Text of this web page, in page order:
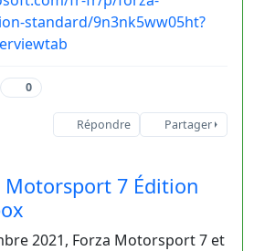
standard/9n3nk5ww05ht?
0
Répondre Partager
Motorsport 7 Édition
2021, Forza Motorsport 7 et